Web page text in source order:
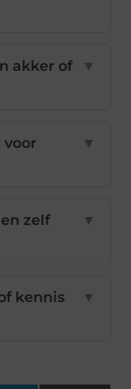
akker of
▼
voor
▼
zelf
▼
kennis
▼